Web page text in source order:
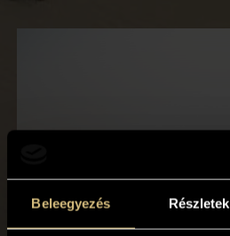
Beleegyezés Részletek